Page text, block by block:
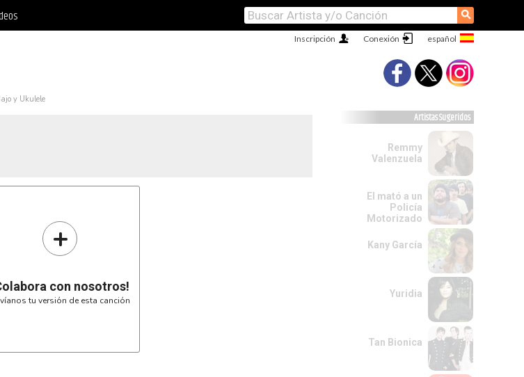
⚲
Conexión
Inscripción
y Ukulele
+
con nosotros!
tu versión de esta canción
Artistas Sugeridos
Remmy
Valenzuela
El mató a un
Policía
Motorizado
Kany García
Yuridia
Tan Bionica